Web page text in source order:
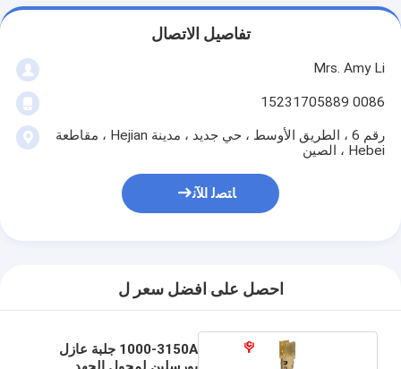
تفاصيل الاتصال
Mrs. Amy Li
0086 15231705889
رقم 6 ، الطريق الأوسط ، حي جديد ، مدينة Hejian ، مقاطعة
Hebei ، الصين
ﺎﺘﺼﻟ ﺍﻶﻧ
احصل على افضل سعر ل
1000-3150A جلبة عازل